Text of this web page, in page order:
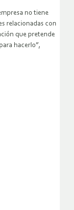
no tiene
relacionadas con
que pretende
hacerlo”,